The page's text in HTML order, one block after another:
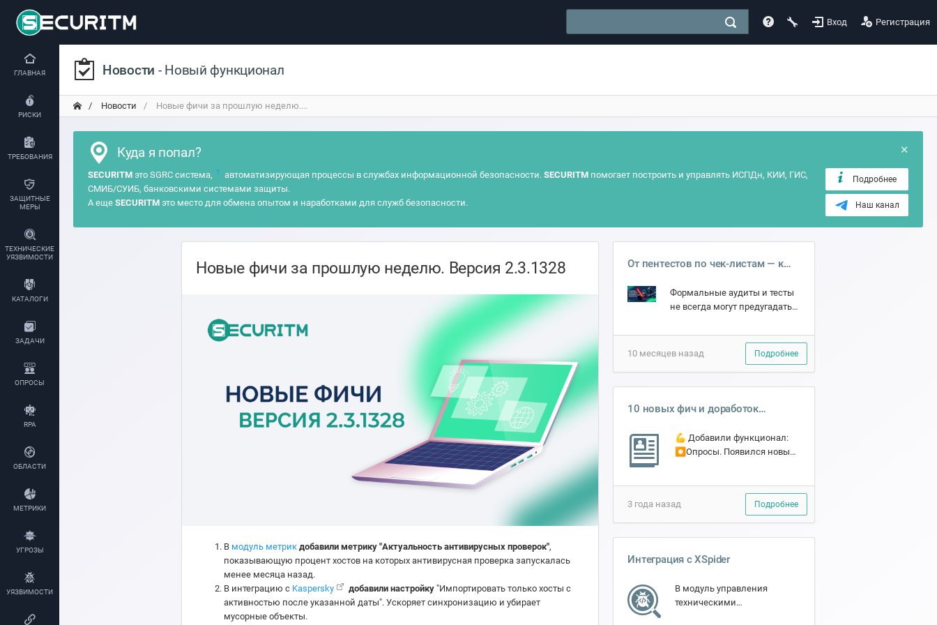
Вход Регистрация
ГЛАВНАЯ
РИСКИ
ТРЕБОВАНИЯ
ЗАЩИТНЫЕ
МЕРЫ
ТЕХНИЧЕСКИЕ
УЯЗВИМОСТИ
КАТАЛОГИ
ЗАДАЧИ
ОПРОСЫ
RPA
ОБЛАСТИ
МЕТРИКИ
УГРОЗЫ
УЯЗВИМОСТИ
Новости - Новый функционал
Новости Новые фичи за прошлую неделю....
×
Куда я попал?
SECURITM это SGRC система, ? автоматизирующая процессы в службах информационной безопасности. SECURITMпомогает построить и управлять ИСПДн, КИИ, ГИС,
СМИБ/СУИБ, банковскими системами защиты.
А еще SECURITM это место для обмена опытом и наработками для служб безопасности.
Подробнее
Наш канал
Новые фичи за прошлую неделю. Версия 2.3.1328
В модуль метрик добавили метрику "Актуальность антивирусных проверок",
показывающую процент хостов на которых антивирусная проверка запускалась
менее месяца назад.
В интеграцию с Kaspersky добавили настройку"Импортировать только хосты с
активностью после указанной даты". Ускоряет синхронизацию и убирает
мусорные объекты.
От пентестов по чек-листам — к
SECURITM запустили Bug Bounty и
что из этого вышло.
Формальные аудиты и тесты
не всегда могут предугадать
атакующего. Их главный
недостаток — ограниченность
10 месяцев назад Подробнее
10 новых фич и доработок
💪 Добавили функционал:
⏺Опросы. Появился новый
информацию с коллег и
контрагентов по...
3 года назад Подробнее
Интеграция с XSpider
В модуль управления
техническими